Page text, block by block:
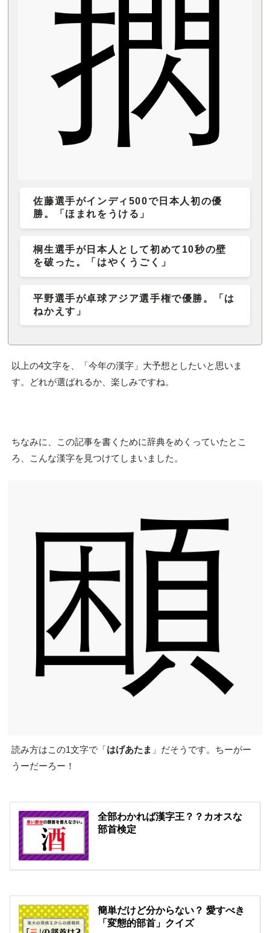
佐藤選手がインディ500で日本人初の優
勝。「ほまれをうける」
桐生選手が日本人として初めて10秒の壁
を破った。「はやくうごく」
平野選手が卓球アジア選手権で優勝。「は
ねかえす」
以上の4文字を、「今年の漢字」大予想としたいと思いま
す。どれが選ばれるか、楽しみですね。
ちなみに、この記事を書くために辞典をめくっていたとこ
ろ、こんな漢字を見つけてしまいました。
読み方はこの1文字で「はげあたま 」だそうです。ちーがー
うーだーろー！
全部わかれば漢字王？？カオスな
部首検定
簡単だけど分からない？ 愛すべき
「変態的部首」クイズ